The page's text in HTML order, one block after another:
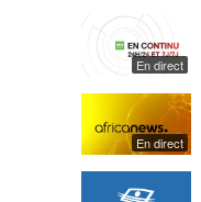
En direct
En direct